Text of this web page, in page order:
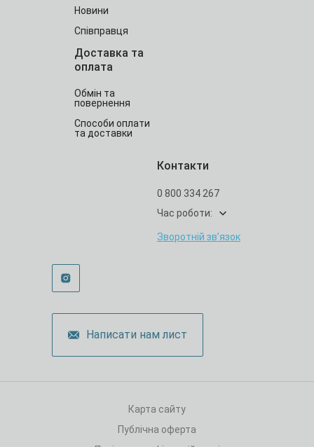
Написати нам лист
Новини
Співправця
Доставка та
оплата
Обмін та
повернення
Способи оплати
та доставки
Контакти
0 800 334 267
Час роботи:
Зворотній зв’язок
Карта сайту
Публічна оферта